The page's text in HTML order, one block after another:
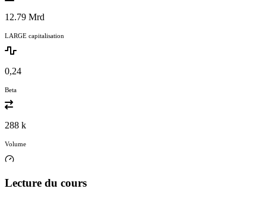
12.79 Mrd
LARGE capitalisation
0,24
Beta
288 k
Volume
Lecture du cours